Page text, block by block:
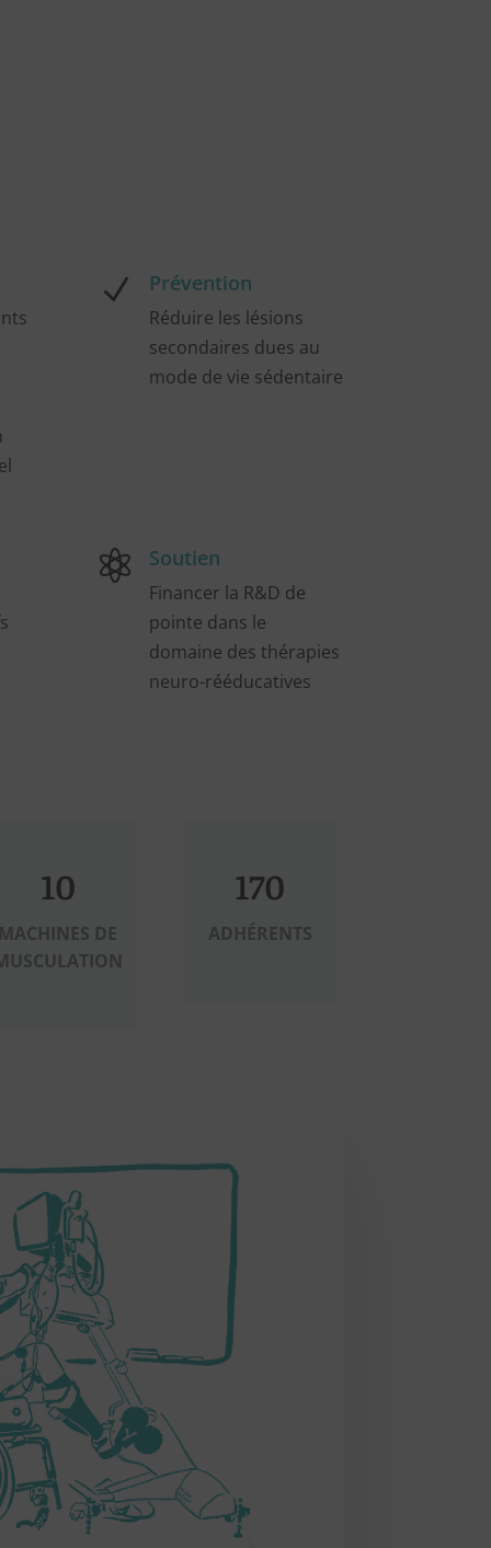
N Prévention
Réduire les lésions
secondaires dues au
mode de vie sédentaire
 Soutien
Financer la R&D de
pointe dans le
domaine des thérapies
neuro-rééducatives
10
DE
170
ADHÉRENTS